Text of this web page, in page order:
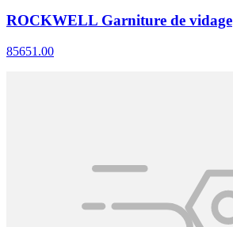
ROCKWELL Garniture de vidage
85651.00